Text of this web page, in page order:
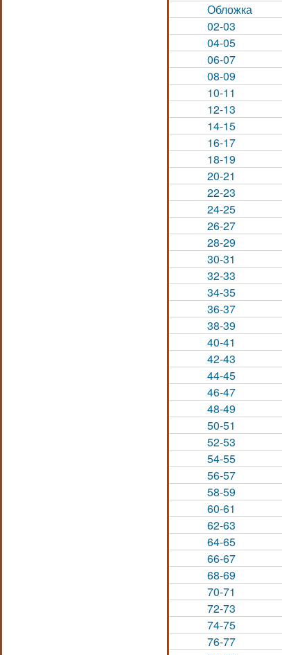
Обложка
02-03
04-05
06-07
08-09
10-11
12-13
14-15
16-17
18-19
20-21
22-23
24-25
26-27
28-29
30-31
32-33
34-35
36-37
38-39
40-41
42-43
44-45
46-47
48-49
50-51
52-53
54-55
56-57
58-59
60-61
62-63
64-65
66-67
68-69
70-71
72-73
74-75
76-77